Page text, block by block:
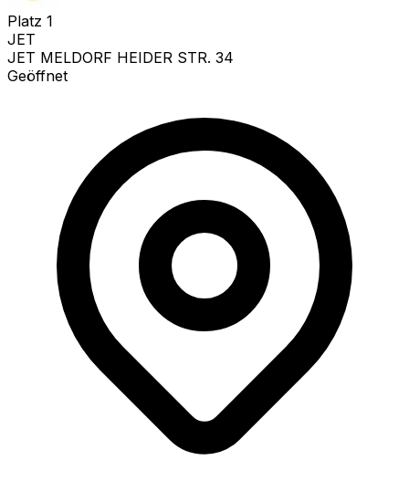
Platz 1
JET
JET MELDORF HEIDER STR. 34
Geöffnet